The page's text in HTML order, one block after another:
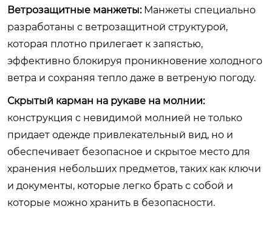
Ветрозащитные манжеты:Манжеты специально
разработаны с ветрозащитной структурой,
которая плотно прилегает к запястью,
эффективно блокируя проникновение холодного
ветра и сохраняя тепло даже в ветреную погоду.
Скрытый карман на рукаве на молнии:
конструкция с невидимой молнией не только
придает одежде привлекательный вид, но и
обеспечивает безопасное и скрытое место для
хранения небольших предметов, таких как ключи
и документы, которые легко брать с собой и
которые можно хранить в безопасности.